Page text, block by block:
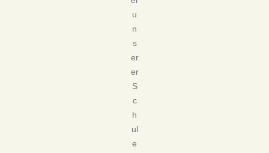
u
n
s
er
er
S
c
h
ul
e